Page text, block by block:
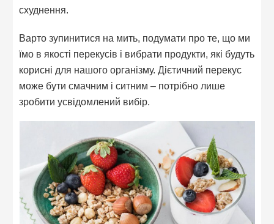
схуднення.
Варто зупинитися на мить, подумати про те, що ми
їмо в якості перекусів і вибрати продукти, які будуть
корисні для нашого організму. Дієтичний перекус
може бути смачним і ситним – потрібно лише
зробити усвідомлений вибір.